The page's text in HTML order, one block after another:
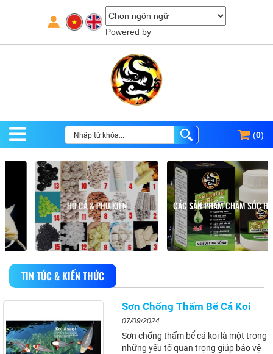
Powered by
(0)
HỒ CÁ & PHỤ KIỆN CÁC SẢN PHẨM CHĂM SÓC HỒ CÁ
TIN TỨC & KIẾN THỨC
Sơn Chống Thấm Bể Cá Koi
07/09/2024
Sơn chống thấm bể cá koi là một trong
những yếu tố quan trọng giúp bảo vệ